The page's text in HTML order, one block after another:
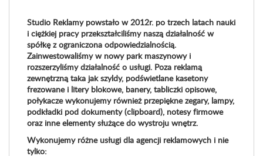
Studio Reklamy powstało w 2012r. po trzech latach nauki
i ciężkiej pracy przekształciliśmy naszą działalność w
spółkę z ograniczona odpowiedzialnością.
Zainwestowaliśmy w nowy park maszynowy i
rozszerzyliśmy działalność o usługi. Poza reklamą
zewnętrzną taka jak szyldy, podświetlane kasetony
frezowane i litery blokowe, banery, tabliczki opisowe,
połykacze wykonujemy również przepiękne zegary, lampy,
podkładki pod dokumenty (clipboard), notesy firmowe
oraz inne elementy służące do wystroju wnętrz.
Wykonujemy różne usługi dla agencji reklamowych i nie
tylko: